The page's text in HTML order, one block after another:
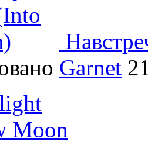
Garnet